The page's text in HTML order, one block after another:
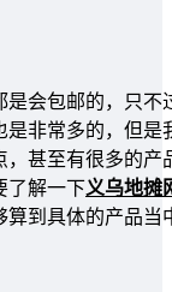
会包邮的，只
非常多的，但
甚至有很多的
了解一下义乌地摊
算到具体的产品当